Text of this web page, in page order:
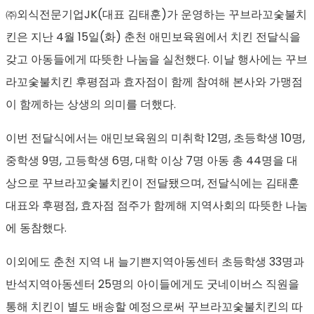
㈜외식전문기업JK(대표 김태훈)가 운영하는 꾸브라꼬숯불치
킨은 지난 4월 15일(화) 춘천 애민보육원에서 치킨 전달식을
갖고 아동들에게 따뜻한 나눔을 실천했다. 이날 행사에는 꾸브
라꼬숯불치킨 후평점과 효자점이 함께 참여해 본사와 가맹점
이 함께하는 상생의 의미를 더했다.
이번 전달식에서는 애민보육원의 미취학 12명, 초등학생 10명,
중학생 9명, 고등학생 6명, 대학 이상 7명 아동 총 44명을 대
상으로 꾸브라꼬숯불치킨이 전달됐으며, 전달식에는 김태훈
대표와 후평점, 효자점 점주가 함께해 지역사회의 따뜻한 나눔
에 동참했다.
이외에도 춘천 지역 내 늘기쁜지역아동센터 초등학생 33명과
반석지역아동센터 25명의 아이들에게도 굿네이버스 직원을
통해 치킨이 별도 배송할 예정으로써 꾸브라꼬숯불치킨의 따